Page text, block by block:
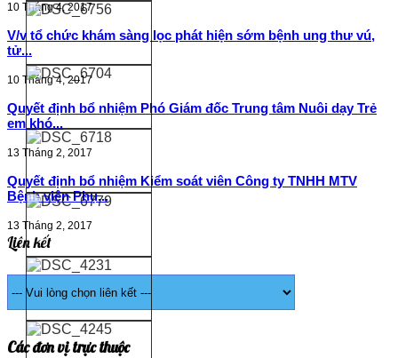
10 Tháng 4, 2017
V/v tổ chức khám sàng lọc phát hiện sớm bệnh ung thư vú,
tử...
10 Tháng 4, 2017
Quyết định bổ nhiệm Phó Giám đốc Trung tâm Nuôi dạy Trẻ
em khó...
13 Tháng 2, 2017
Quyết định bổ nhiệm Kiểm soát viên Công ty TNHH MTV
Bệnh viện Phụ...
13 Tháng 2, 2017
Liên kết
Các đơn vị trực thuộc